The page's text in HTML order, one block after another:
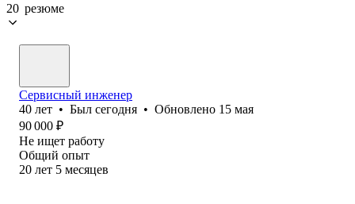
20 резюме
Сервисный инженер
40 лет • Был сегодня • Обновлено 15 мая
90 000 ₽
Не ищет работу
Общий опыт
20 лет 5 месяцев